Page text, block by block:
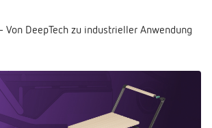
Von DeepTech zu industrieller Anwendung